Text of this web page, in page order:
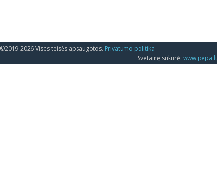
©2019-2026 Visos teisės apsaugotos. Privatumo politika
Svetainę sukūrė: www.pepa.lt